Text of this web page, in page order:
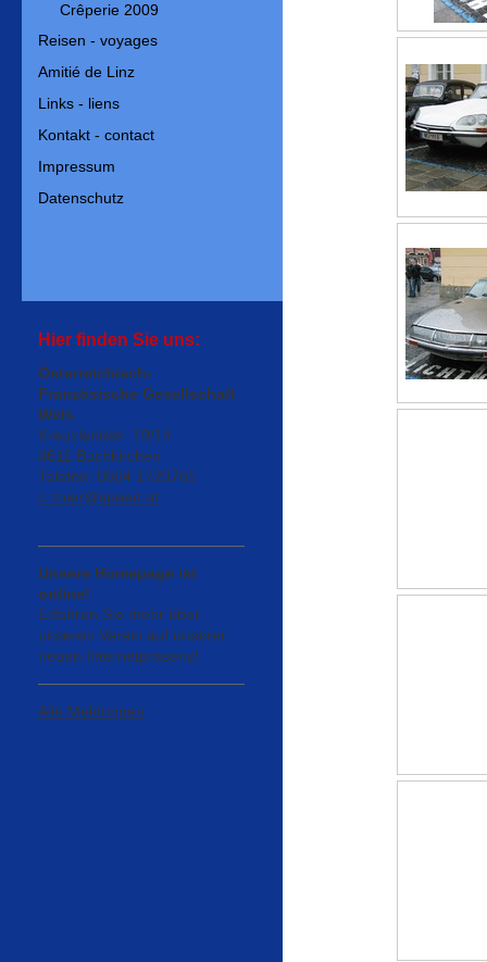
Crêperie 2009
Reisen - voyages
Amitié de Linz
Links - liens
Kontakt - contact
Impressum
Datenschutz
Hier finden Sie uns:
Österreichisch-
Französische Gesellschaft
Wels
Kreuzlandstr. 19/14
4611 Buchkirchen
Telefon: 0664 1720765
c.zojer@speed.at
Unsere Homepage ist
online!
Erfahren Sie mehr über
unseren Verein auf unserer
neuen Internetpräsenz!
Alle Meldungen